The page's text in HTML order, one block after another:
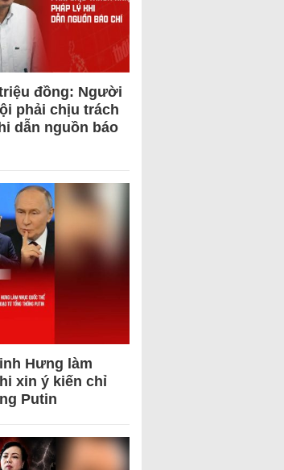
đồng: Người
phải chịu trách
dẫn nguồn báo
Hưng làm
xin ý kiến chỉ
Putin